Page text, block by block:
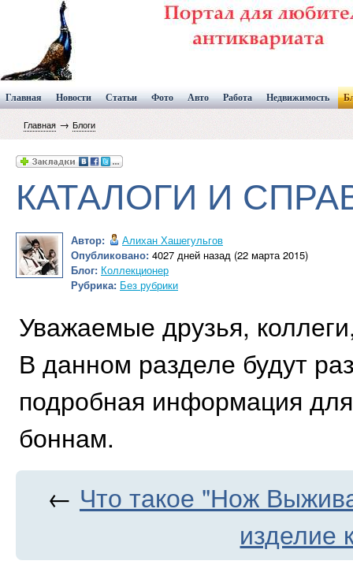
Главная Новости Статьи Фото Авто Работа Недвижимость
Главная → Блоги
КАТАЛОГИ И
Автор:
Алихан Хашегульгов
Опубликовано: 4027 дней назад (22 марта 2015)
Блог: Коллекционер
Рубрика: Без рубрики
Уважаемые друзья,
В данном разделе будут
подробная информация
боннам.
← Что такое "Нож
изделие